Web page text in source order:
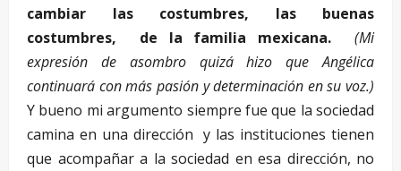
cambiar las costumbres, las buenas
costumbres, de la familia mexicana. (Mi
expresión de asombro quizá hizo que Angélica
continuará con más pasión y determinación en su voz.)
Y bueno mi argumento siempre fue que la sociedad
camina en una dirección y las instituciones tienen
que acompañar a la sociedad en esa dirección, no